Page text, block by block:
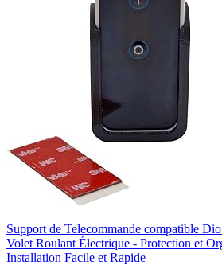
Support de Telecommande compatible
Volet Roulant Électrique - Protection et
Installation Facile et Rapide